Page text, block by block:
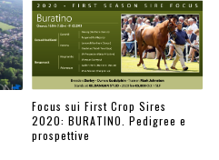
Focus sui First Crop Sires
2020: BURATINO. Pedigree e
prospettive